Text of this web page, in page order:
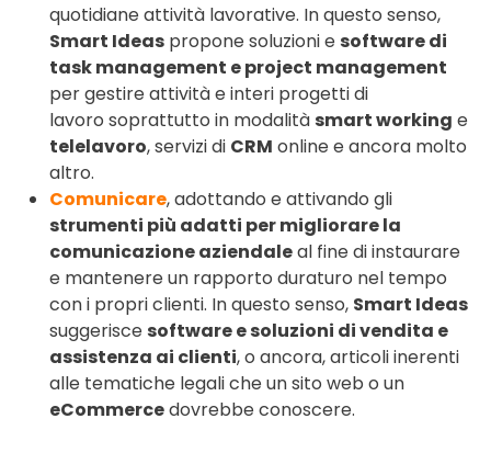
quotidiane attività lavorative. In questo senso,
Smart Ideas propone soluzioni e software di
task management e project management
per gestire attività e interi progetti di
lavoro soprattutto in modalità smart working e
telelavoro, servizi di CRM online e ancora molto
altro.
Comunicare, adottando e attivando gli
strumenti più adatti per migliorare la
comunicazione aziendaleal fine di instaurare
e mantenere un rapporto duraturo nel tempo
con i propri clienti. In questo senso, Smart Ideas
suggerisce software e soluzioni di vendita e
assistenza ai clienti, o ancora, articoli inerenti
alle tematiche legali che un sito web o un
eCommercedovrebbe conoscere.